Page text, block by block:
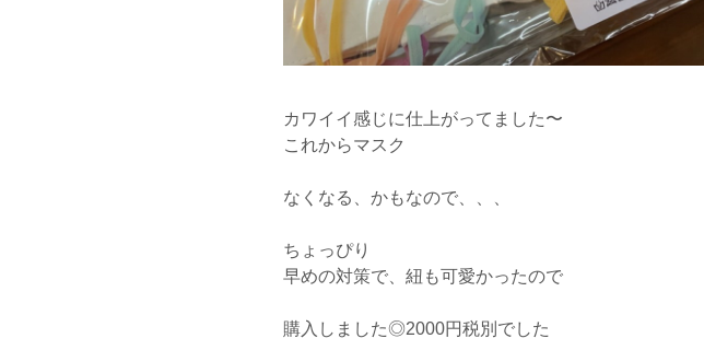
カワイイ感じに仕上がってました〜
これからマスク
なくなる、かもなので、、、
ちょっぴり
早めの対策で、紐も可愛かったので
購入しました◎2000円税別でした